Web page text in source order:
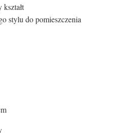
kształt
stylu do pomieszczenia